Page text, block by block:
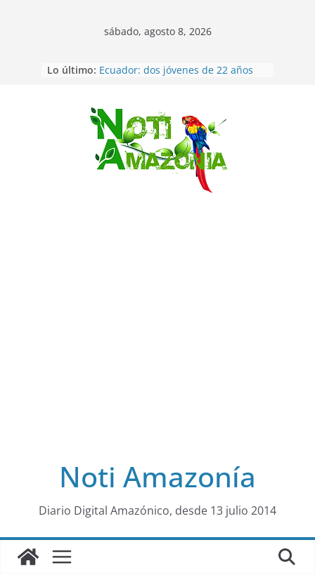
Saltar
al
sábado, agosto 8, 2026
Lo último: Napo: presunto sicariato en cantón
desaparecidos fueron encontrados
muertos en Puerto lopez
Sentencian a 34 años de prisión a
implicados en caso de Alison,
oriunda de Tena
Vozinha, el arquero sensación de
cabo Verde, ya llegó para
Noti Amazonía
Diario Digital Amazónico, desde 13 julio 2014